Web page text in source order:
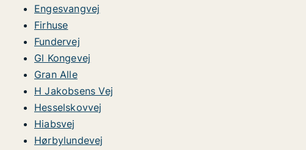
Engesvangvej
Firhuse
Fundervej
Gl Kongevej
Gran Alle
H Jakobsens Vej
Hesselskovvej
Hiabsvej
Hørbylundevej